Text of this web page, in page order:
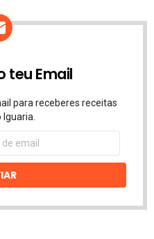
teu Email
para receberes receitas